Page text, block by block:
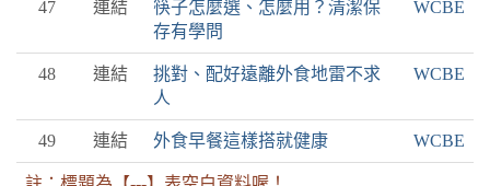
47 連結
筷子怎麼選、怎麼用？清潔保
存有學問
WCBE
48 連結
挑對、配好遠離外食地雷不求
人
WCBE
49 連結 外食早餐這樣搭就健康 WCBE